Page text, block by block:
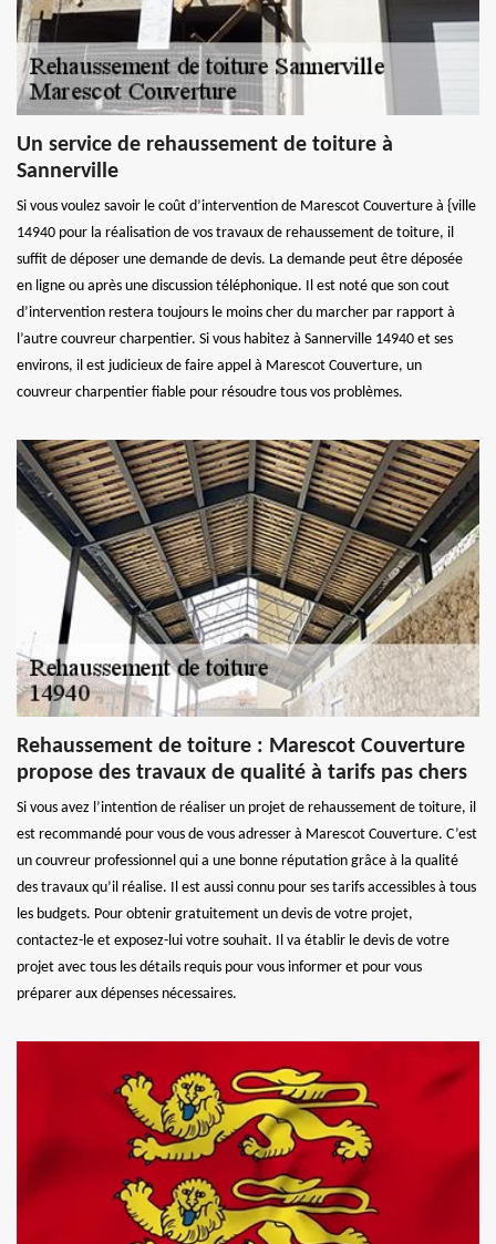
Un service de rehaussement de toiture à
Sannerville
Si vous voulez savoir le coût d’intervention de Marescot Couverture à {ville
14940 pour la réalisation de vos travaux de rehaussement de toiture, il
suffit de déposer une demande de devis. La demande peut être déposée
en ligne ou après une discussion téléphonique. Il est noté que son cout
d’intervention restera toujours le moins cher du marcher par rapport à
l’autre couvreur charpentier. Si vous habitez à Sannerville 14940 et ses
environs, il est judicieux de faire appel à Marescot Couverture, un
couvreur charpentier fiable pour résoudre tous vos problèmes.
Rehaussement de toiture : Marescot Couverture
propose des travaux de qualité à tarifs pas chers
Si vous avez l’intention de réaliser un projet de rehaussement de toiture, il
est recommandé pour vous de vous adresser à Marescot Couverture. C’est
un couvreur professionnel qui a une bonne réputation grâce à la qualité
des travaux qu’il réalise. Il est aussi connu pour ses tarifs accessibles à tous
les budgets. Pour obtenir gratuitement un devis de votre projet,
contactez-le et exposez-lui votre souhait. Il va établir le devis de votre
projet avec tous les détails requis pour vous informer et pour vous
préparer aux dépenses nécessaires.